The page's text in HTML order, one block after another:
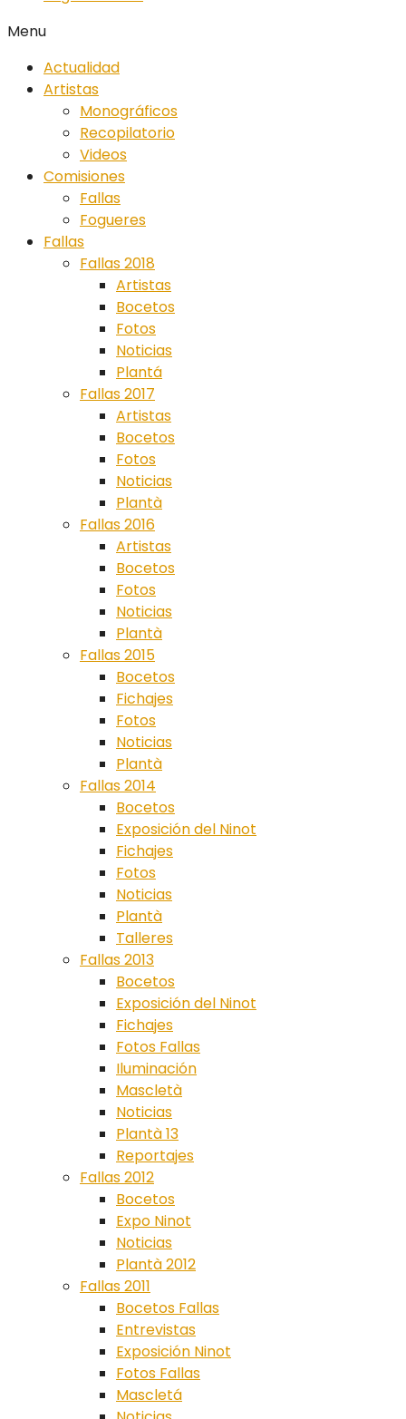
Menu
Actualidad
Artistas
Monográficos
Recopilatorio
Videos
Comisiones
Fallas
Fogueres
Fallas
Fallas 2018
Artistas
Bocetos
Fotos
Noticias
Plantá
Fallas 2017
Artistas
Bocetos
Fotos
Noticias
Plantà
Fallas 2016
Artistas
Bocetos
Fotos
Noticias
Plantà
Fallas 2015
Bocetos
Fichajes
Fotos
Noticias
Plantà
Fallas 2014
Bocetos
Exposición del Ninot
Fichajes
Fotos
Noticias
Plantà
Talleres
Fallas 2013
Bocetos
Exposición del Ninot
Fichajes
Fotos Fallas
Iluminación
Mascletà
Noticias
Plantà 13
Reportajes
Fallas 2012
Bocetos
Expo Ninot
Noticias
Plantà 2012
Fallas 2011
Bocetos Fallas
Entrevistas
Exposición Ninot
Fotos Fallas
Mascletá